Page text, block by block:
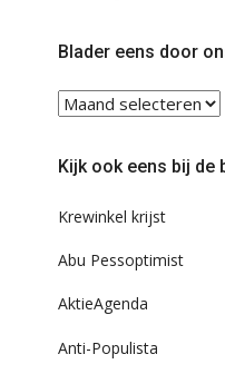
TwitterFacebook
Blader eens door
Blader
eens
ons
Kijk ook eens bij de
Krewinkel krijst
Abu Pessoptimist
AktieAgenda
Anti-Populista